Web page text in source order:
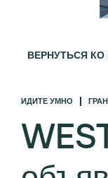
ВЕРНУТЬСЯ
ИДИТЕ УМНО